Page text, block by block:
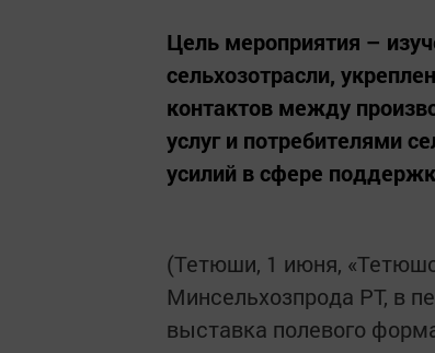
Цель мероприятия –
сельхозотрасли,
контактов между
услуг и потребителями
усилий в сфере
(Тетюши, 1 июня,
Минсельхозпрода РТ, в
выставка полевого